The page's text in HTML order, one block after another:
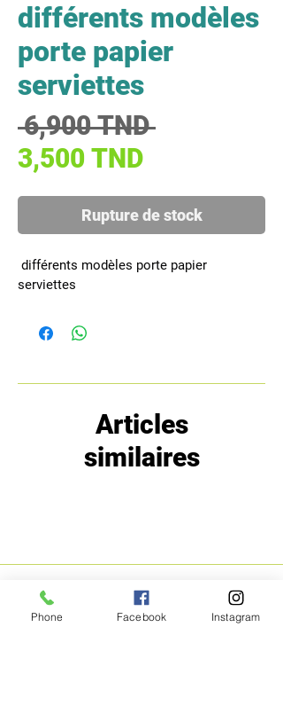
différents modèles
porte papier
serviettes
6,900 TND Prix original
3,500 TNDPrix
Rupture de stock
différents modèles porte papier
serviettes
Articles
similaires
MENU POLITIQUE
Phone Facebook Instagram